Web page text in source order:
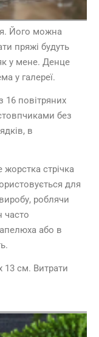
Його можна
пряжі будуть
у мене. Денце
у галереї.
повітряних
без
в
жорстка стрічка
для
роблячи
часто
або в
см. Витрати